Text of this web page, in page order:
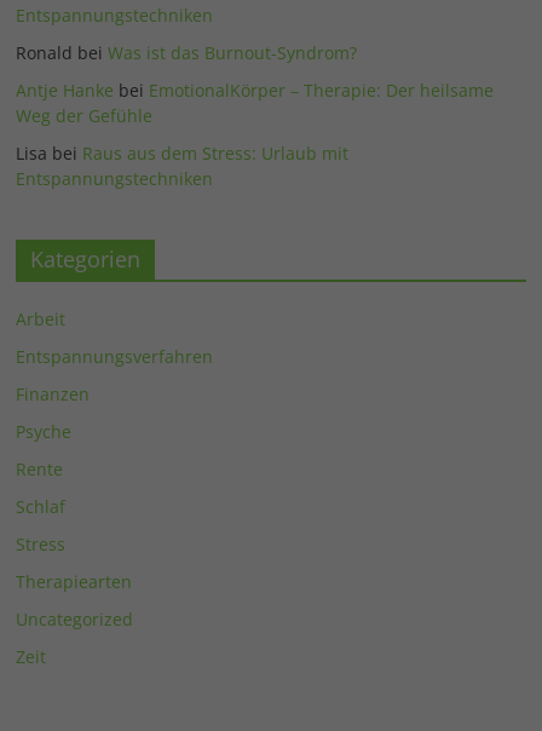
Entspannungstechniken
Ronald beiWas ist das Burnout-Syndrom?
Antje Hanke bei EmotionalKörper – Therapie: Der heilsame
Weg der Gefühle
Lisa bei Raus aus dem Stress: Urlaub mit
Entspannungstechniken
Kategorien
Arbeit
Entspannungsverfahren
Finanzen
Psyche
Rente
Schlaf
Stress
Therapiearten
Uncategorized
Zeit